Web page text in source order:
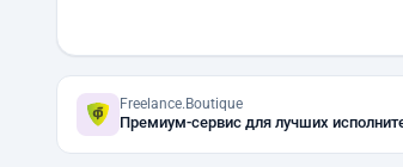
Freelance.Boutique
Премиум-сервис для лучших